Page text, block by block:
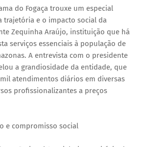
do Fogaça trouxe um especial
trajetória e o impacto social da
Zequinha Araújo, instituição que há
serviços essenciais à população de
A entrevista com o presidente
a grandiosidade da entidade, que
atendimentos diários em diversas
profissionalizantes a preços
e compromisso social